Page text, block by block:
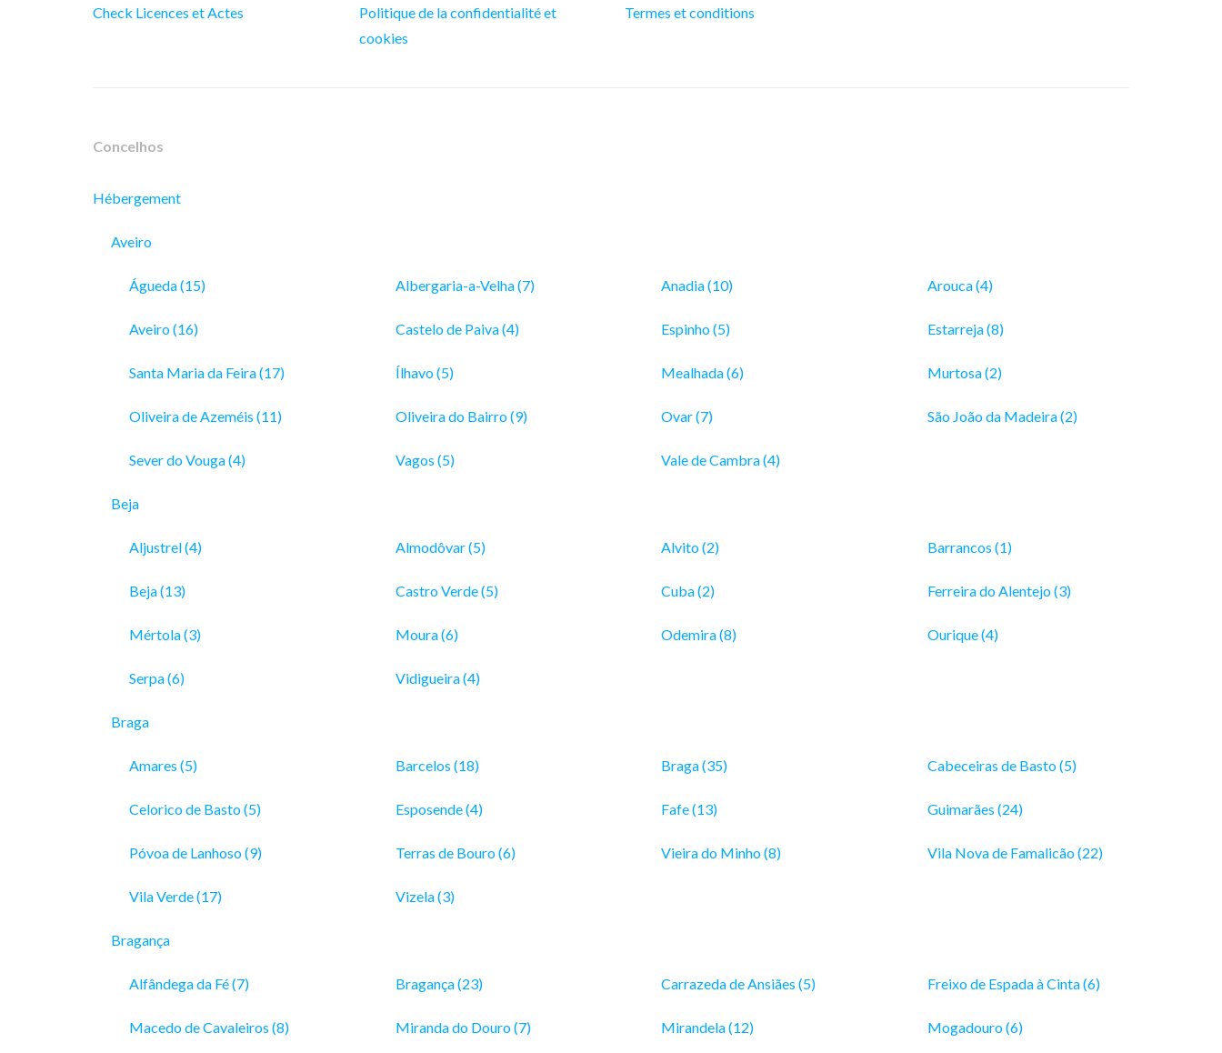
Check Licences et Actes
Politique de la confidentialité et
cookies
Termes et conditions
Concelhos
Hébergement
Aveiro
Águeda (15) Albergaria-a-Velha (7) Anadia (10) Arouca (4)
Aveiro (16) Castelo de Paiva (4) Espinho (5) Estarreja (8)
Santa Maria da Feira (17) Ílhavo (5) Mealhada (6) Murtosa (2)
Oliveira de Azeméis (11) Oliveira do Bairro (9) Ovar (7) São João da Madeira (2)
Sever do Vouga (4) Vagos (5) Vale de Cambra (4)
Beja
Aljustrel (4) Almodôvar (5) Alvito (2) Barrancos (1)
Beja (13) Castro Verde (5) Cuba (2) Ferreira do Alentejo (3)
Mértola (3) Moura (6) Odemira (8) Ourique (4)
Serpa (6) Vidigueira (4)
Braga
Amares (5) Barcelos (18) Braga (35) Cabeceiras de Basto (5)
Celorico de Basto (5) Esposende (4) Fafe (13) Guimarães (24)
Póvoa de Lanhoso (9) Terras de Bouro (6) Vieira do Minho (8) Vila Nova de Famalicão (22)
Vila Verde (17) Vizela (3)
Bragança
Alfândega da Fé (7) Bragança (23) Carrazeda de Ansiães (5) Freixo de Espada à Cinta (6)
Macedo de Cavaleiros (8) Miranda do Douro (7) Mirandela (12) Mogadouro (6)